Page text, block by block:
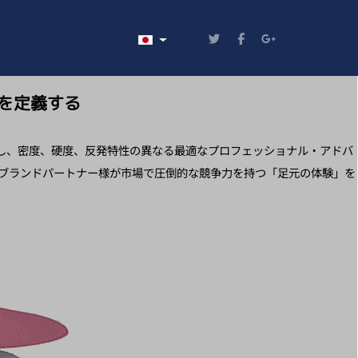
あなたが使う言語を選んでください
定義する
密度、硬度、反発特性の異なる最適なプロフェッショナル・アドバ
ンドパートナー様が市場で圧倒的な競争力を持つ「足元の体験」を